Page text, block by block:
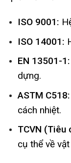
ISO 9001:
ISO 14001:
EN 13501-1:
dựng.
ASTM C518:
cách nhiệt.
TCVN (Tiêu
cụ thể về